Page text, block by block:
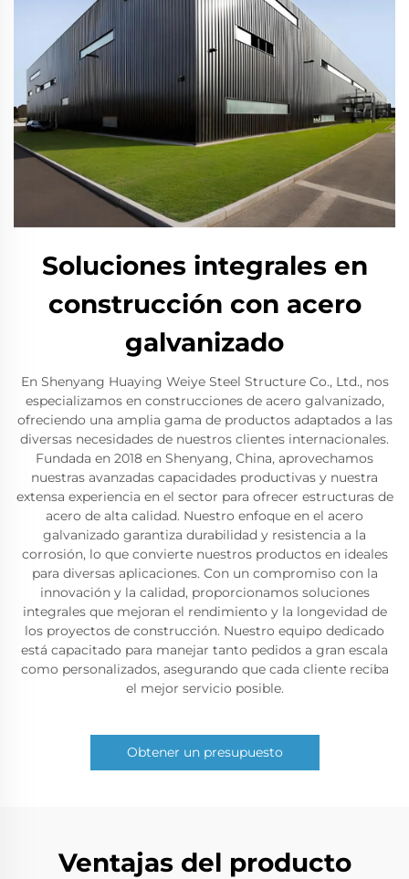
Soluciones integrales en
construcción con acero
galvanizado
En Shenyang Huaying Weiye Steel Structure Co., Ltd., nos
especializamos en construcciones de acero galvanizado,
ofreciendo una amplia gama de productos adaptados a las
diversas necesidades de nuestros clientes internacionales.
Fundada en 2018 en Shenyang, China, aprovechamos
nuestras avanzadas capacidades productivas y nuestra
extensa experiencia en el sector para ofrecer estructuras de
acero de alta calidad. Nuestro enfoque en el acero
galvanizado garantiza durabilidad y resistencia a la
corrosión, lo que convierte nuestros productos en ideales
para diversas aplicaciones. Con un compromiso con la
innovación y la calidad, proporcionamos soluciones
integrales que mejoran el rendimiento y la longevidad de
los proyectos de construcción. Nuestro equipo dedicado
está capacitado para manejar tanto pedidos a gran escala
como personalizados, asegurando que cada cliente reciba
el mejor servicio posible.
Obtener un presupuesto
Ventajas del producto